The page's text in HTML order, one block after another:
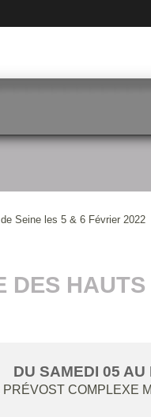
Seine les 5 & 6 Février 2022
DES
DU SAMEDI 05 AU
COMPLEXE